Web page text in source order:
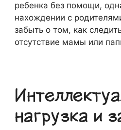
ребенка без помощи,
нахождении с
забыть о том, как
отсутствие мамы или
нагрузка и